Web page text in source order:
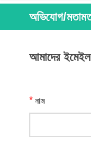
অভিযোগ/
আমাদের ইমেইল
* নাম